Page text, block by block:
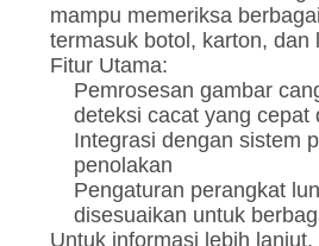
mampu memeriksa
termasuk botol, karton, dan
Fitur Utama:
Pemrosesan gambar
deteksi cacat yang cepat
Integrasi dengan sistem
penolakan
Pengaturan perangkat
disesuaikan untuk
Untuk informasi lebih lanjut,